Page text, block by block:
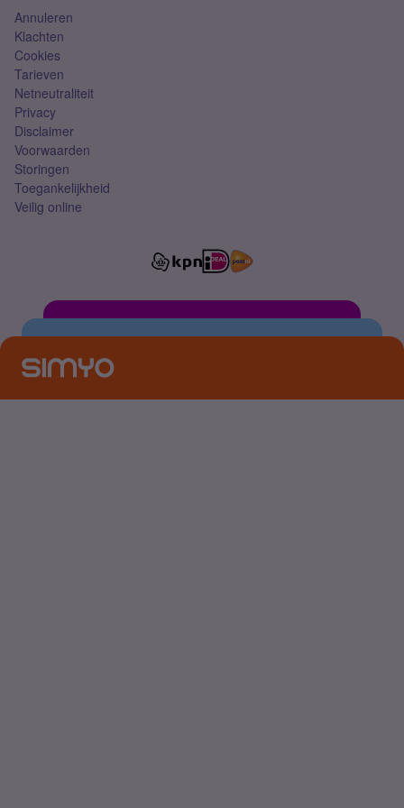
Annuleren
Klachten
Cookies
Tarieven
Netneutraliteit
Privacy
Disclaimer
Voorwaarden
Storingen
Toegankelijkheid
Veilig online